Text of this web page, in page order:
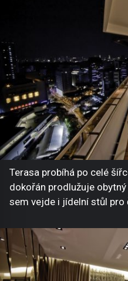
Terasa probíhá po celé
dokořán prodlužuje
sem vejde i jídelní stůl pro